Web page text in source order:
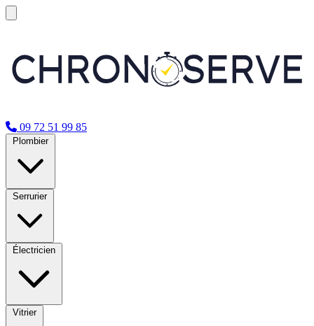
09 72 51 99 85
Plombier
Serrurier
Électricien
Vitrier